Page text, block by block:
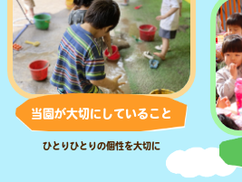
当園が大切にしていること
ひとりひとりの個性を大切に